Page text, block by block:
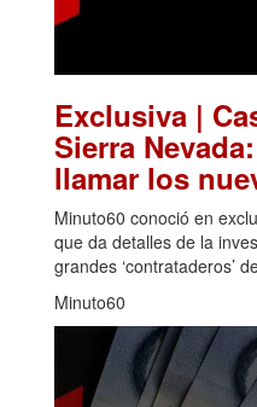
Exclusiva |
Sierra
llamar los
Minuto60 conoció en
que da detalles de la
grandes ‘contrataderos’
Minuto60